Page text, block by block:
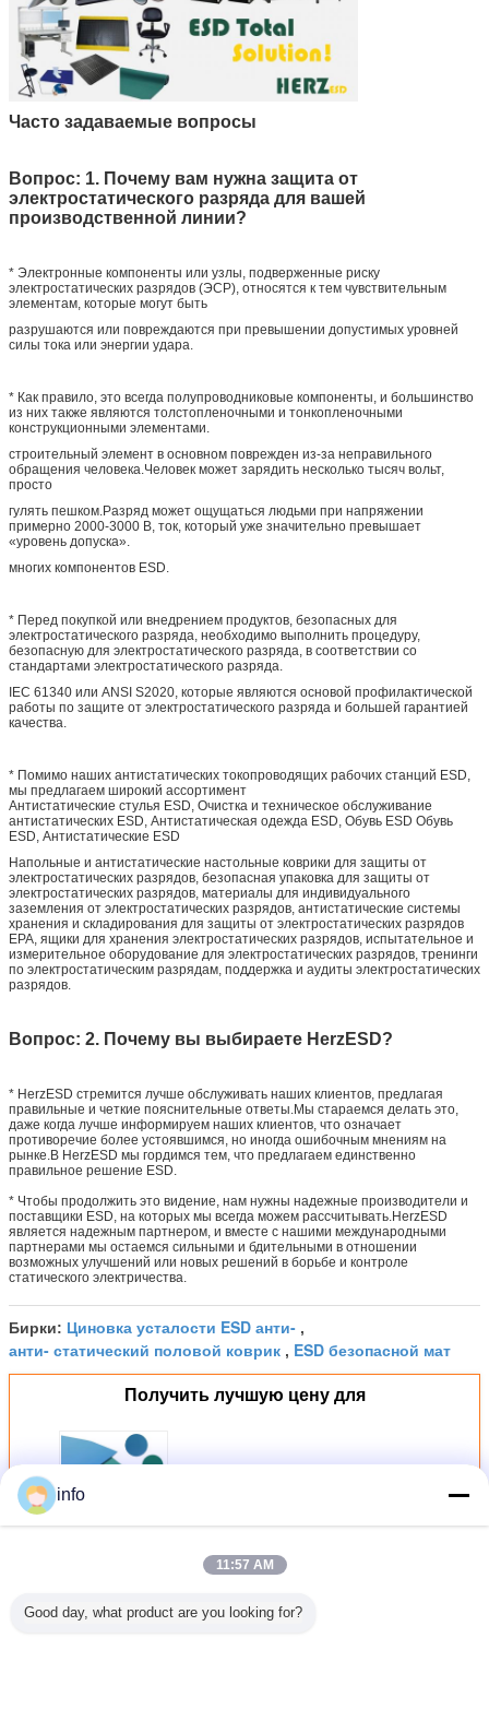
Часто задаваемые вопросы
Вопрос: 1. Почему вам нужна защита от
электростатического разряда для вашей
производственной линии?
* Электронные компоненты или узлы, подверженные риску
электростатических разрядов (ЭСР), относятся к тем чувствительным
элементам, которые могут быть
разрушаются или повреждаются при превышении допустимых уровней
силы тока или энергии удара.
* Как правило, это всегда полупроводниковые компоненты, и большинство
из них также являются толстопленочными и тонкопленочными
конструкционными элементами.
строительный элемент в основном поврежден из-за неправильного
обращения человека.Человек может зарядить несколько тысяч вольт,
просто
гулять пешком.Разряд может ощущаться людьми при напряжении
примерно 2000-3000 В, ток, который уже значительно превышает
«уровень допуска».
многих компонентов ESD.
* Перед покупкой или внедрением продуктов, безопасных для
электростатического разряда, необходимо выполнить процедуру,
безопасную для электростатического разряда, в соответствии со
стандартами электростатического разряда.
IEC 61340 или ANSI S2020, которые являются основой профилактической
работы по защите от электростатического разряда и большей гарантией
качества.
* Помимо наших антистатических токопроводящих рабочих станций ESD,
мы предлагаем широкий ассортимент
Антистатические стулья ESD, Очистка и техническое обслуживание
антистатических ESD, Антистатическая одежда ESD, Обувь ESD Обувь
ESD, Антистатические ESD
Напольные и антистатические настольные коврики для защиты от
электростатических разрядов, безопасная упаковка для защиты от
электростатических разрядов, материалы для индивидуального
заземления от электростатических разрядов, антистатические системы
хранения и складирования для защиты от электростатических разрядов
EPA, ящики для хранения электростатических разрядов, испытательное и
измерительное оборудование для электростатических разрядов, тренинги
по электростатическим разрядам, поддержка и аудиты электростатических
разрядов.
Вопрос: 2. Почему вы выбираете HerzESD?
* HerzESD стремится лучше обслуживать наших клиентов, предлагая
правильные и четкие пояснительные ответы.Мы стараемся делать это,
даже когда лучше информируем наших клиентов, что означает
противоречие более устоявшимся, но иногда ошибочным мнениям на
рынке.В HerzESD мы гордимся тем, что предлагаем единственно
правильное решение ESD.
* Чтобы продолжить это видение, нам нужны надежные производители и
поставщики ESD, на которых мы всегда можем рассчитывать.HerzESD
является надежным партнером, и вместе с нашими международными
партнерами мы остаемся сильными и бдительными в отношении
возможных улучшений или новых решений в борьбе и контроле
статического электричества.
Бирки: Циновка усталости ESD анти- ,
анти- статический половой коврик , ESD безопасной мат
Получить лучшую цену для
матовый противостатический
Продолжать
ESD резиновый коврик
info
11:57 AM
Good day, what product are you looking for?